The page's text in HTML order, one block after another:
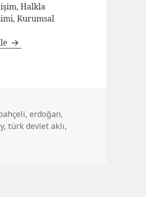
Halkla
Kurumsal
,erdoğan,
,türk devlet aklı,